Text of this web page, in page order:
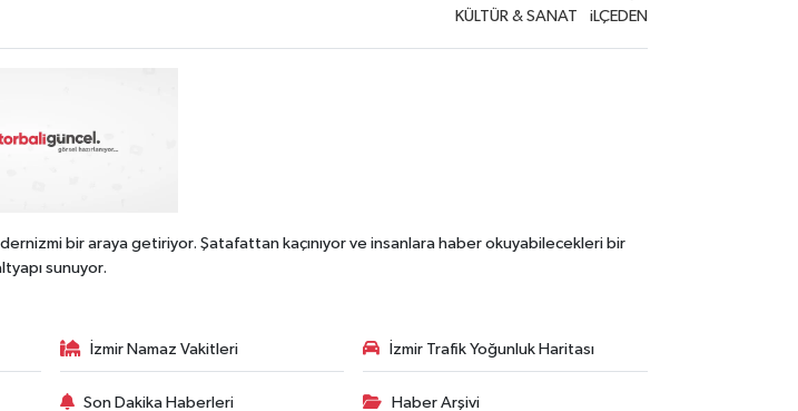
KÜLTÜR & SANAT
iLÇEDEN
bir araya getiriyor. Şatafattan kaçınıyor ve insanlara haber okuyabilecekleri bir
sunuyor.
İzmir Namaz Vakitleri İzmir Trafik Yoğunluk Haritası
Son Dakika Haberleri Haber Arşivi